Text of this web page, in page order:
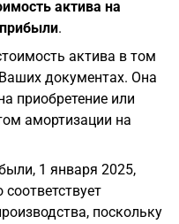
актива на
.
актива в том
документах. Она
приобретение или
амортизации на
1 января 2025,
поскольку